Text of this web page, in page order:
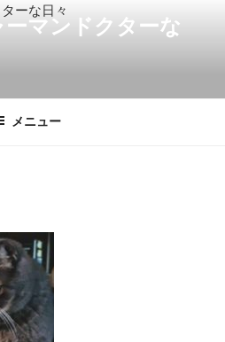
マンドクターな
メニュー